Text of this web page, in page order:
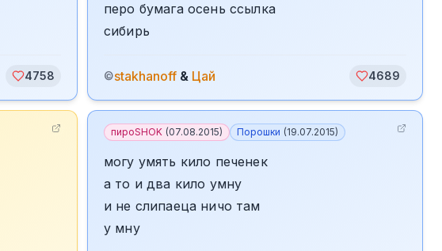
4758
перо бумага осень ссылка
сибирь
©stakhanoff & Цай 4689
пироSHOK (07.08.2015) Порошки (19.07.2015)
могу умять кило печенек
а то и два кило умну
и не слипаеца ничо там
у мну